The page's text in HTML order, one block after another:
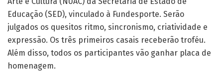
Educação (SED), vinculado à Fundesporte. Serão
julgados os quesitos ritmo, sincronismo, criatividade e
expressão. Os três primeiros casais receberão troféu.
Além disso, todos os participantes vão ganhar placa de
homenagem.